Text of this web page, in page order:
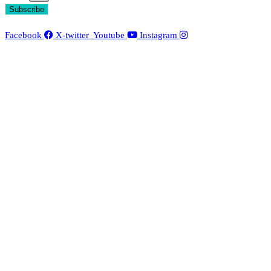
Subscribe
Facebook X-twitter Youtube Instagram